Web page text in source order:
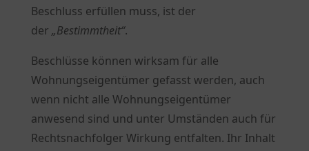
Beschluss erfüllen muss, ist der
der „Bestimmtheit“.
Beschlüsse können wirksam für alle
Wohnungseigentümer gefasst werden, auch
wenn nicht alle Wohnungseigentümer
anwesend sind und unter Umständen auch für
Rechtsnachfolger Wirkung entfalten. Ihr Inhalt